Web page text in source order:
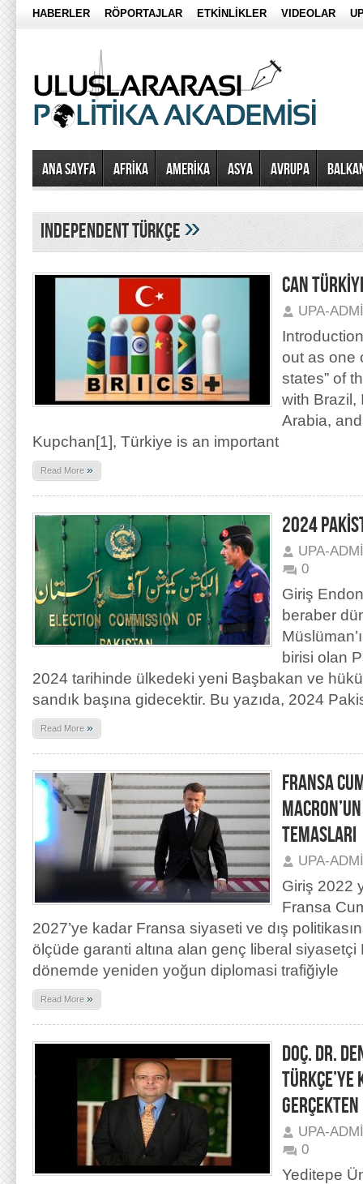
HABERLER RÖPORTAJLAR ETKİNLİKLER VIDEOLAR
Ana Sayfa AFRİKA AMERİKA ASYA AVRUPA
independent türkçe»
CAN
UPA-
out as one
states” of
with Brazil,
Arabia,
Kupchan[1], Türkiye is an important
Read More »
2024
UPA-
0
Giriş
beraber
birisi olan
2024 tarihinde ülkedeki yeni Başbakan ve
sandık başına gidecektir. Bu yazıda, 2024
Read More »
FRANSA
TEMASLARI
UPA-
Giriş 2022
Fransa
2027’ye kadar Fransa siyaseti ve dış
ölçüde garanti altına alan genç liberal
dönemde yeniden yoğun diplomasi trafiğiyle
Read More »
DOÇ. DR.
UPA-
0
Yeditepe